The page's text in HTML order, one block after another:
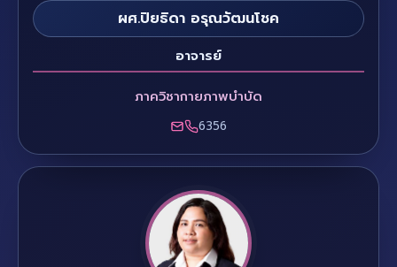
ผศ.ปิยธิดา อรุณวัฒนโชค
อาจารย์
ภาควิชากายภาพบำบัด
6356